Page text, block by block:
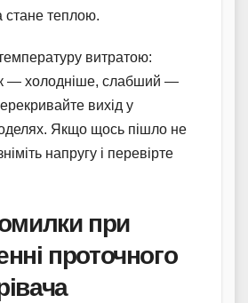
стане теплою.
витратою:
— холодніше, слабший —
вихід у
Якщо щось пішло не
напругу і перевірте
при
проточного